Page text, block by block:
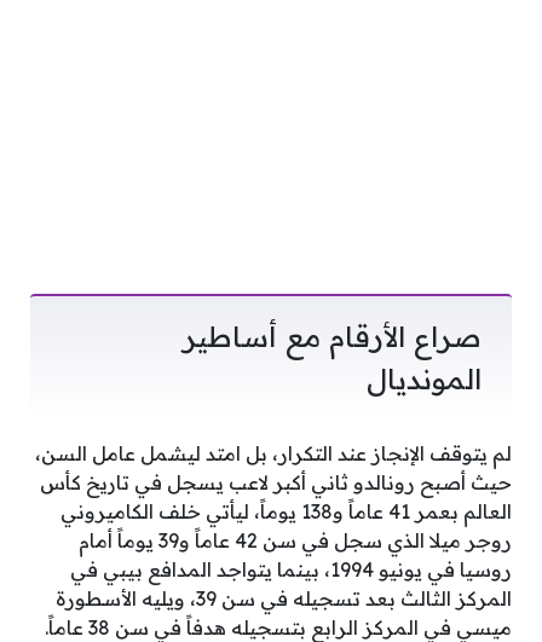
صراع الأرقام مع أساطير
المونديال
لم يتوقف الإنجاز عند التكرار، بل امتد ليشمل عامل السن،
حيث أصبح رونالدو ثاني أكبر لاعب يسجل في تاريخ كأس
العالم بعمر 41 عاماً و138 يوماً، ليأتي خلف الكاميروني
روجر ميلا الذي سجل في سن 42 عاماً و39 يوماً أمام
روسيا في يونيو 1994، بينما يتواجد المدافع بيبي في
المركز الثالث بعد تسجيله في سن 39، ويليه الأسطورة
ميسي في المركز الرابع بتسجيله هدفاً في سن 38 عاماً.